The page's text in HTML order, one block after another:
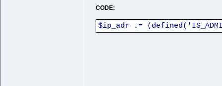
CODE:
$ip_adr .=